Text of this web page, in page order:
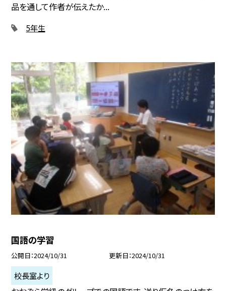
品を通して作者が伝えたか...
5年生
国語の学習
公開日 2024/10/31 更新日 2024/10/31
校長室より